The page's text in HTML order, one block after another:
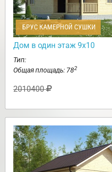
БРУС КАМЕРНОЙ СУШКИ
Дом в один этаж 9х10
Тип:
Общая площадь: 782
2010400